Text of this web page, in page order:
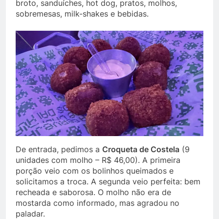
broto, sanduíches, hot dog, pratos, molhos,
sobremesas, milk-shakes e bebidas.
De entrada, pedimos a Croqueta de Costela (9
unidades com molho – R$ 46,00). A primeira
porção veio com os bolinhos queimados e
solicitamos a troca. A segunda veio perfeita: bem
recheada e saborosa. O molho não era de
mostarda como informado, mas agradou no
paladar.